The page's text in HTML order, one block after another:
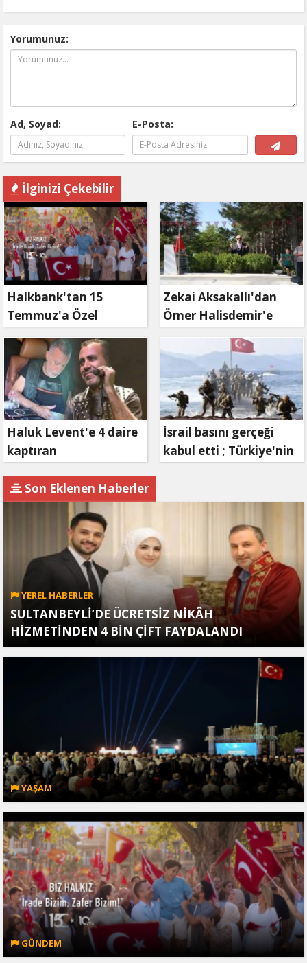
Yorumunuz:
Ad, Soyad: E-Posta:
İlginizi Çekebilir
Halkbank'tan 15
Temmuz'a Özel
Reklam Filmi: "İrade
Bizim, Zafer Bizim"
Zekai Aksakallı'dan
Ömer Halisdemir'e
'vefa' ziyareti!
Haluk Levent'e 4 daire
kaptıran
savcılıkta aldı
İsrail basını gerçeği
kabul etti ; Türkiye'nin
Son Eklenen Haberler
YEREL HABERLER
SULTANBEYLİ’DE ÜCRETSİZ NİKÂH
HİZMETİNDEN 4 BİN ÇİFT FAYDALANDI
YAŞAM
GÜNDEM